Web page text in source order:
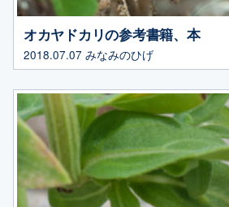
オカヤドカリの参考書籍、本
2018.07.07 みなみのひげ